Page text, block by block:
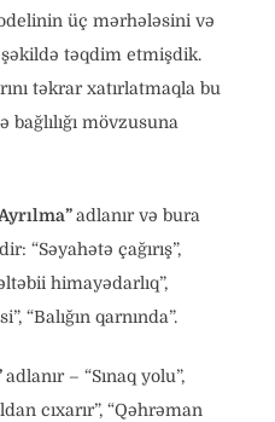
üç mərhələsini və
təqdim etmişdik.
təkrar xatırlatmaqla bu
mövzusuna
adlanır və bura
“Səyahətə çağırış”,
himayədarlıq”,
“Balığın qarnında”.
adlanır – “Sınaq yolu”,
cıxarır”, “Qəhrəman